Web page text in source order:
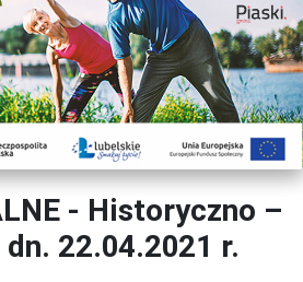
- Historyczno –
22.04.2021 r.